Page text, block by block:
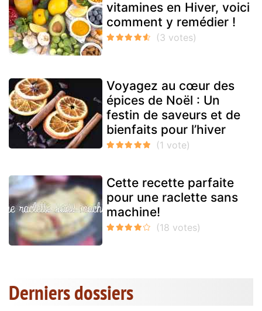
vitamines en Hiver, voici
comment y remédier !
Voyagez au cœur des
épices de Noël : Un
festin de saveurs et de
bienfaits pour l’hiver
Cette recette parfaite
pour une raclette sans
machine!
Derniers dossiers